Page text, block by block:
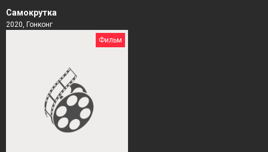
Самокрутка
2020, Гонконг
Фильм